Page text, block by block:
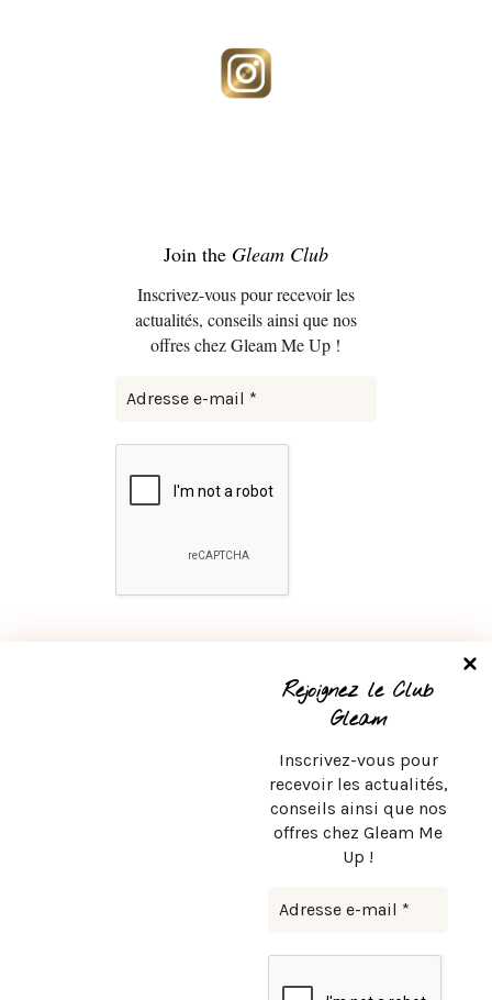
Join the Gleam Club
Inscrivez-vous pour recevoir les
actualités, conseils ainsi que nos
offres chez Gleam Me Up !
Rejoignez le Club
Gleam
Inscrivez-vous pour
recevoir les actualités,
conseils ainsi que nos
offres chez Gleam Me
Up !